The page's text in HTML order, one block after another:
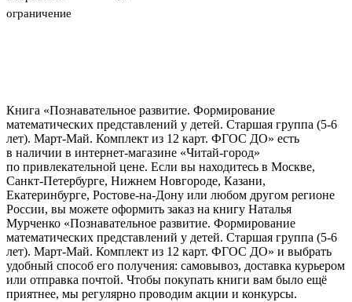
ограничение
Книга «Познавательное развитие. Формирование
математических представлений у детей. Старшая группа (5-6
лет). Март-Май. Комплект из 12 карт. ФГОС ДО» есть
в наличии в интернет-магазине «Читай-город»
по привлекательной цене. Если вы находитесь в Москве,
Санкт-Петербурге, Нижнем Новгороде, Казани,
Екатеринбурге, Ростове-на-Дону или любом другом регионе
России, вы можете оформить заказ на книгу Наталья
Мурченко «Познавательное развитие. Формирование
математических представлений у детей. Старшая группа (5-6
лет). Март-Май. Комплект из 12 карт. ФГОС ДО» и выбрать
удобный способ его получения: самовывоз, доставка курьером
или отправка почтой. Чтобы покупать книги вам было ещё
приятнее, мы регулярно проводим акции и конкурсы.